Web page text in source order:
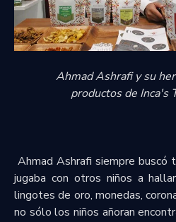
Ahmad Ashrafi y su
productos de Inca's
Ahmad Ashrafi siempre buscó
jugaba con otros niños a
lingotes de oro, monedas,
no sólo los niños añoran